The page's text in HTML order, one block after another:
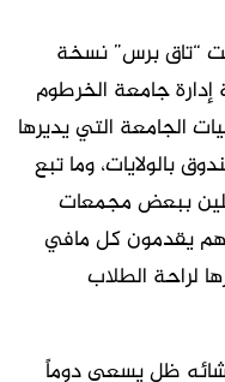
“تاق برس” نسخة
جامعة الخرطوم
الجامعة التي يديرها
بالولايات، وما تبع
ببعض مجمعات
وهم يقدمون كل مافي
لراحة الطلاب
ظل يسعى دوماً